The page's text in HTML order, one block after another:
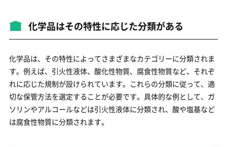
化学品はその特性に応じた分類がある
化学品は、その特性によってさまざまなカテゴリーに分類されま
す。例えば、引火性液体、酸化性物質、腐食性物質など、それぞ
れに応じた規制が設けられています。これらの分類に従って、適
切な保管方法を選定することが必要です。具体的な例として、ガ
ソリンやアルコールなどは引火性液体に分類され、酸や塩基など
は腐食性物質に分類されます。